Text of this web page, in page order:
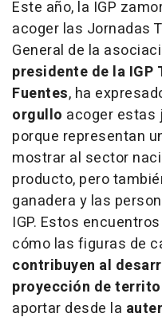
Este año, la IGP
acoger las Jornadas
General de la
presidente de la IGP
Fuentes, ha
orgullo acoger estas
porque representan
mostrar al sector
producto, pero
ganadera y las
IGP. Estos
cómo las figuras de
contribuyen al
proyección de
aportar desde la